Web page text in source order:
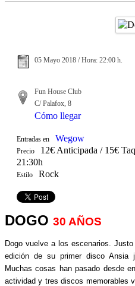
05 Mayo 2018 / Hora: 22:00 h.
Fun House Club
C/ Palafox, 8
Cómo llegar
Entradas en Wegow
Precio
12€ Anticipada / 15€
21:30h
Estilo Rock
DOGO 30 AÑOS
Dogo vuelve a los escenarios.
edición de su primer disco Ansia
Muchas cosas han pasado desde
actividad y tres discos memorables